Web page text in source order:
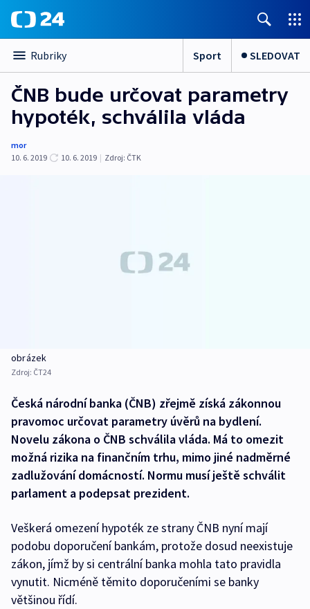
Rubriky Sport SLEDOVAT
ČNB bude určovat parametry
hypoték, schválila vláda
mor
10. 6. 2019
10. 6. 2019 | Zdroj: ČTK
obrázek
Zdroj: ČT24
Česká národní banka (ČNB) zřejmě získá zákonnou
pravomoc určovat parametry úvěrů na bydlení.
Novelu zákona o ČNB schválila vláda. Má to omezit
možná rizika na finančním trhu, mimo jiné nadměrné
zadlužování domácností. Normu musí ještě schválit
parlament a podepsat prezident.
Veškerá omezení hypoték ze strany ČNB nyní mají
podobu doporučení bankám, protože dosud neexistuje
zákon, jímž by si centrální banka mohla tato pravidla
vynutit. Nicméně těmito doporučeními se banky
většinou řídí.